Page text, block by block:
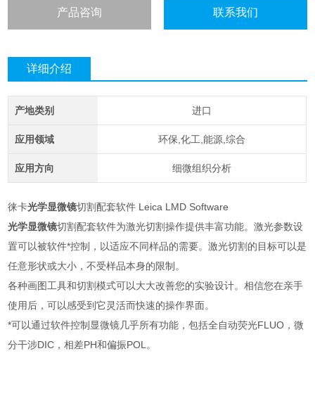
产品咨询 联系我们
详细介绍
产地类别 进口
应用领域 环保,化工,能源,综合
应用方向 细微组织分析
徕卡光学显微镜切割配套软件 Leica LMD Software
光学显微镜切割配套软件为激光切割操作提供丰富功能。激光参数设
置可以被软件*控制，以适应不同样品的需要。激光切割的目标可以是
任意形状或大小，不受样品本身的限制。
各种画图工具和切割模式可以大大改善您的实验设计。相信您在亲手
使用后，可以感受到它灵活而快速的操作界面。
*可以通过软件控制显微镜几乎所有功能，包括全自动荧光FLUO，微
分干涉DIC，相差PH和偏振POL。